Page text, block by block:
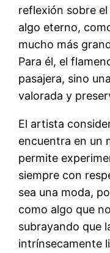
reflexión sobre
algo eterno,
mucho más
Para él, el
pasajera, sino
valorada y
El artista
encuentra en un
permite
siempre con
sea una moda,
como algo que
subrayando que
intrínsecamente